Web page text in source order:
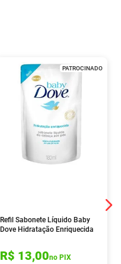
PATROCINADO
Refil Sabonete Líquido Baby
Dove Hidratação Enriquecida
R$ 13,00no PIX